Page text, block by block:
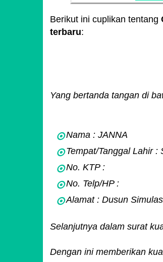
Berikut ini cuplikan tentang
terbaru:
Yang bertanda tangan di
Nama : JANNA
Tempat/Tanggal Lahir :
No. KTP :
No. Telp/HP :
Alamat : Dusun
Selanjutnya dalam surat
Dengan ini memberikan